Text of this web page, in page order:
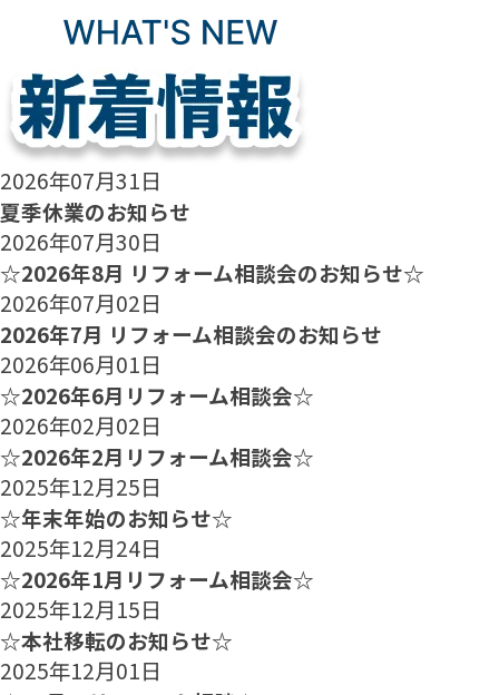
2026年07月31日
夏季休業のお知らせ
2026年07月30日
☆2026年8月 リフォーム相談会のお知らせ☆
2026年07月02日
2026年7月 リフォーム相談会のお知らせ
2026年06月01日
☆2026年6月リフォーム相談会☆
2026年02月02日
☆2026年2月リフォーム相談会☆
2025年12月25日
☆年末年始のお知らせ☆
2025年12月24日
☆2026年1月リフォーム相談会☆
2025年12月15日
☆本社移転のお知らせ☆
2025年12月01日